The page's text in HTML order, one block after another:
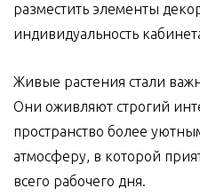
разместить элементы
индивидуальность
Живые растения стали
Они оживляют строгий
пространство более
атмосферу, в которой
всего рабочего дня.